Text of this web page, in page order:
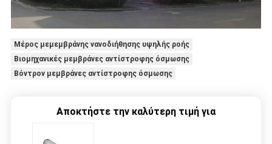
Μέρος μεμεμβράνης νανοδιήθησης υψηλής ροής
Βιομηχανικές μεμβράνες αντίστροφης όσμωσης
Βόντρον μεμβράνες αντίστροφης όσμωσης
Αποκτήστε την καλύτερη τιμή για